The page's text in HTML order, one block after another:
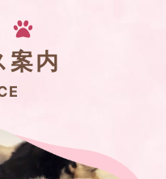
案内